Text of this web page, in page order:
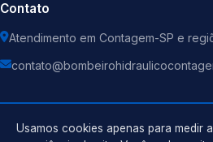
Contato
Atendimento em Contagem-SP e
Usamos cookies apenas para medir